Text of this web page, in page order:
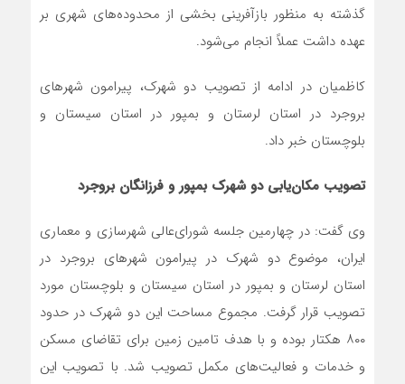
گذشته به منظور بازآفرینی بخشی از محدوده‌های شهری بر
عهده داشت عملاً انجام می‌شود.
کاظمیان در ادامه از تصویب دو شهرک، پیرامون شهرهای
بروجرد در استان لرستان و بمپور در استان سیستان و
بلوچستان خبر داد.
تصویب مکان‌یابی دو شهرک بمپور و فرزانگان بروجرد
وی گفت: در چهارمین جلسه شورای‌عالی شهرسازی و معماری
ایران، موضوع دو شهرک در پیرامون شهرهای بروجرد در
استان لرستان و بمپور در استان سیستان و بلوچستان مورد
تصویب قرار گرفت. مجموع مساحت این دو شهرک در حدود
۸۰۰ هکتار بوده و با هدف تامین زمین برای تقاضای مسکن
و خدمات و فعالیت‌های مکمل تصویب شد. با تصویب این